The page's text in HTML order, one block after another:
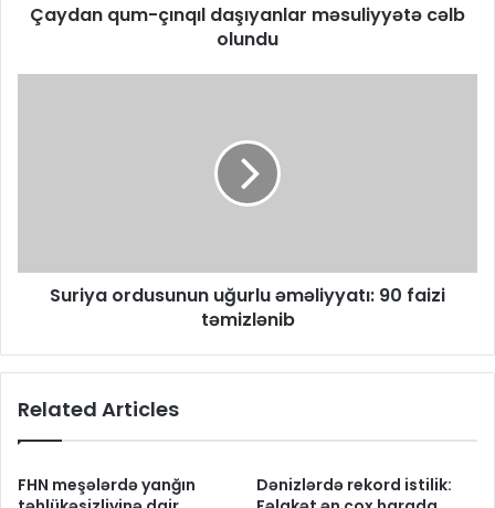
Çaydan qum-çınqıl daşıyanlar məsuliyyətə cəlb
olundu
Suriya ordusunun uğurlu əməliyyatı: 90 faizi
təmizlənib
Related Articles
FHN meşələrdə yanğın
Dənizlərdə rekord istilik: